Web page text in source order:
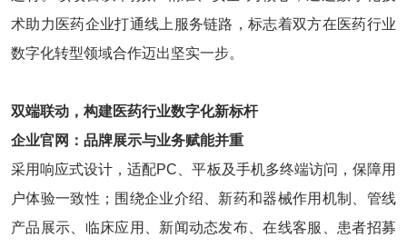
术助力医药企业打通线上服务链路，标志着双方在医药行业
数字化转型领域合作迈出坚实一步。
双端联动，构建医药行业数字化新标杆
企业官网：品牌展示与业务赋能并重
采用响应式设计，适配PC、平板及手机多终端访问，保障用
户体验一致性；围绕企业介绍、新药和器械作用机制、管线
产品展示、临床应用、新闻动态发布、在线客服、患者招募